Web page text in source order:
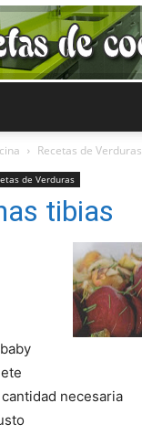
de
Cocina
Recetas de Verduras
de Verduras
tibias
necesaria